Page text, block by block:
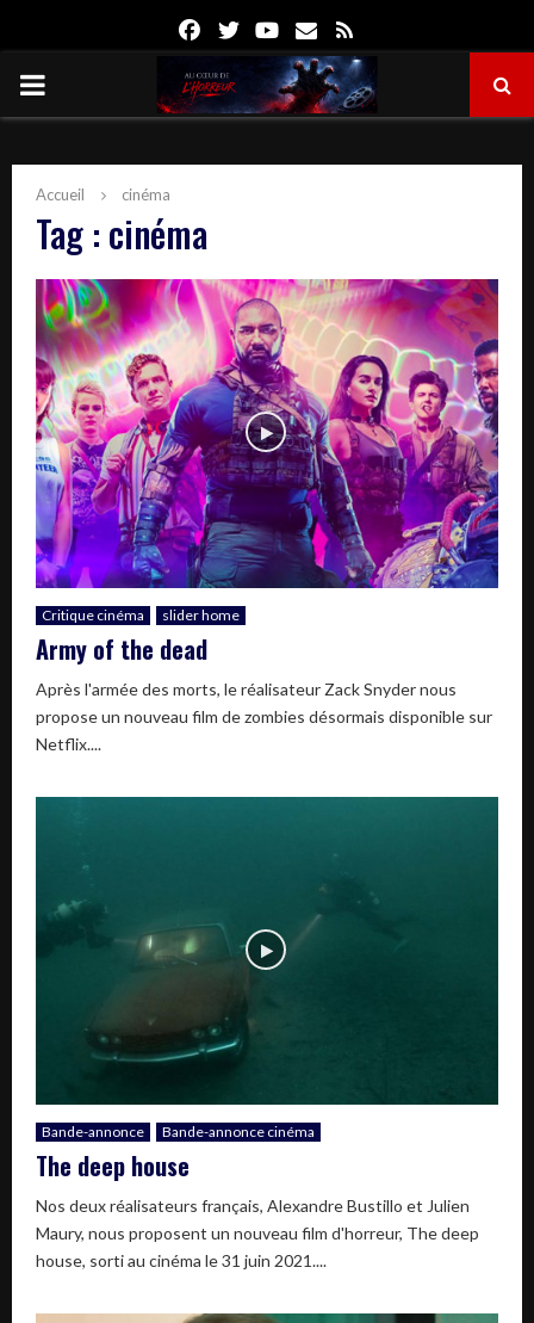
FacebookTwitterYoutube
Email
PRIMARY
Accueil cinéma
Tag : cinéma
Critique cinéma slider home
Army of the dead
Après l'armée des morts, le réalisateur Zack Snyder nous
propose un nouveau film de zombies désormais disponible sur
Netflix....
Bande-annonce Bande-annonce cinéma
The deep house
Nos deux réalisateurs français, Alexandre Bustillo et Julien
Maury, nous proposent un nouveau film d'horreur, The deep
house, sorti au cinéma le 31 juin 2021....